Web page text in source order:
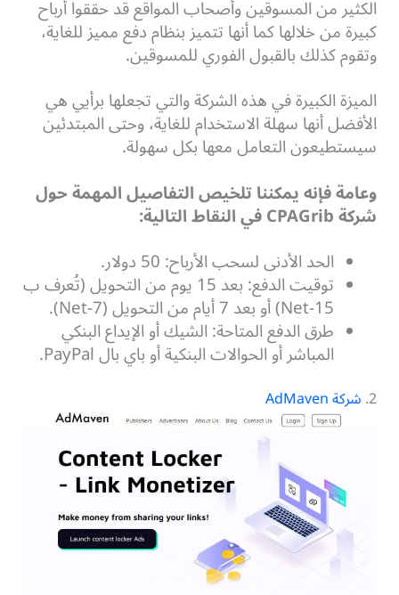
الكثير من المسوقين وأصحاب المواقع قد حققوا أرباح
كبيرة من خلالها كما أنها تتميز بنظام دفع مميز للغاية،
وتقوم كذلك بالقبول الفوري للمسوقين.
الميزة الكبيرة في هذه الشركة والتي تجعلها برأيي هي
الأفضل أنها سهلة الاستخدام للغاية، وحتى المبتدئين
سيستطيعون التعامل معها بكل سهولة.
وعامة فإنه يمكننا تلخيص التفاصيل المهمة حول
شركة CPAGrib في النقاط التالية:
الحد الأدنى لسحب الأرباح: 50 دولار.
توقيت الدفع: بعد 15 يوم من التحويل (تُعرف ب
Net-15) أو بعد 7 أيام من التحويل (Net-7).
طرق الدفع المتاحة: الشيك أو الإيداع البنكي
المباشر أو الحوالات البنكية أو باي بال PayPal.
2. شركة AdMaven